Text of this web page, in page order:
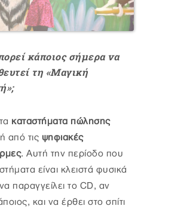
κάποιος σήμερα να
τη «Μαγική
καταστήματα πώλησης
ή από τις ψηφιακές
. Αυτή την περίοδο που
είναι κλειστά φυσικά
παραγγείλει το CD, αν
και να έρθει στο σπίτι